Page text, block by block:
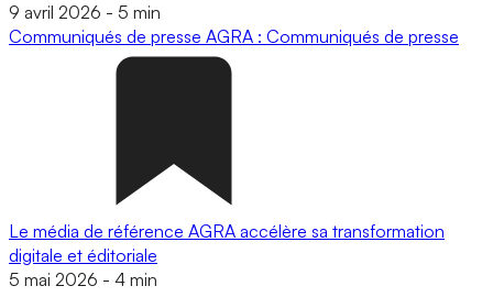
9 avril 2026 - 5 min
Communiqués de presse AGRA : Communiqués de presse
Le média de référence AGRA accélère sa transformation
digitale et éditoriale
5 mai 2026 - 4 min